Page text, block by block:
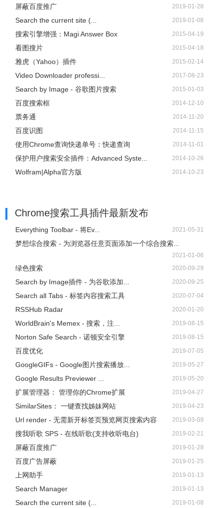
屏蔽百度推广 2019-01-28
Search the current site (... 2019-01-08
搜索引擎增强：Magi Answer Box 2015-04-19
看图搜片 2015-04-18
雅虎（Yahoo）插件 2015-02-14
Video Downloader professi... 2017-08-23
Search by Image - 谷歌图片搜索 2015-01-03
百度搜索框 2014-12-10
票务通 2014-11-20
百度识图 2014-11-15
使用Chrome查询快递单号：快递查询 2014-11-01
保护用户搜索安全插件：Advanced Syste... 2014-10-26
Wolfram|Alpha官方版 2014-10-23
Chrome搜索工具插件最新发布
Everything Toolbar - 将Ev... 2021-05-31
梦想综合搜索 - 为浏览器任意页面添加一个综合搜索...
2021-01-06
绿色搜索 2020-09-29
Search by Image插件 - 为谷歌添加... 2020-09-25
Search all Tabs - 标签内容搜索工具 2020-07-04
RSSHub Radar 2020-01-20
WorldBrain's Memex - 搜索，注... 2019-08-15
Norton Safe Search - 诺顿安全引擎 2019-08-15
百度优化 2019-07-05
GoogleGIFs - Google图片搜索播放... 2019-05-27
Google Results Previewer ... 2019-05-20
扩展管理器： 管理你的Chrome扩展 2019-04-27
SimilarSites： 一键查找姊妹网站 2019-04-23
Url render - 无需新开标签页预览网页搜索内容 2019-03-09
搜我听歌 SPS - 在线听歌(支持收听电台) 2019-02-21
屏蔽百度推广 2019-01-28
百度广告屏蔽 2019-01-25
上网助手 2019-01-13
Search Manager 2019-01-13
Search the current site (... 2019-01-08